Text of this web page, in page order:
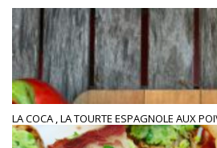
LA COCA , LA TOURTE ESPAGNOLE AUX